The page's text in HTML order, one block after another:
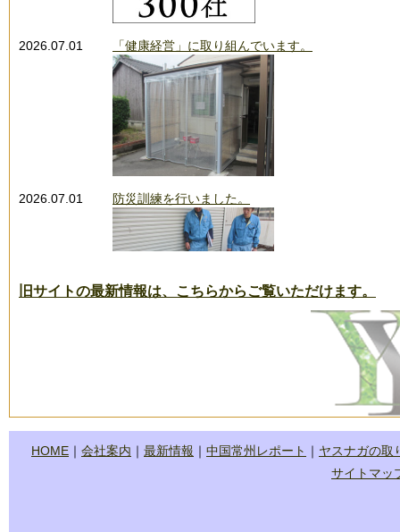
2026.07.01 「健康経営」に取り組んでいます。
2026.07.01 防災訓練を行いました。
中国常州レポート「佐古日記」を更新しました。
旧サイトの最新情報は、こちらからご覧いただけます。
HOME ｜ 会社案内 ｜ 最新情報 ｜ 中国常州レポート ｜ ヤスナガの取
サイトマッ